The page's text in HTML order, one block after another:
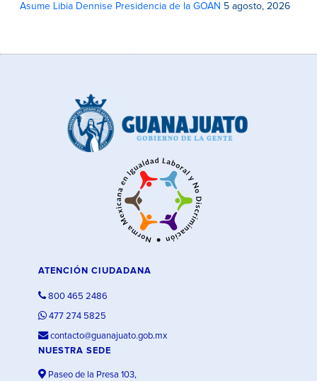
Asume Libia Dennise Presidencia de la GOAN 5 agosto, 2026
ATENCIÓN CIUDADANA
800 465 2486
477 274 5825
contacto@guanajuato.gob.mx
NUESTRA SEDE
Paseo de la Presa 103,